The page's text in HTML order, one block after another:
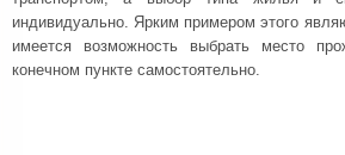
индивидуально. Ярким примером этого
имеется возможность выбрать место
конечном пункте самостоятельно.